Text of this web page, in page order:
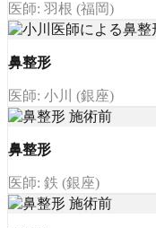
医師: 羽根 (福岡)
鼻整形
医師: 小川 (銀座)
鼻整形
医師: 鉄 (銀座)